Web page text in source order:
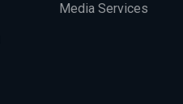
Media Services